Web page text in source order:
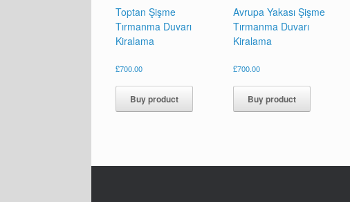
Toptan Şişme
Tırmanma Duvarı
Kiralama
£700.00
Buy product
Avrupa Yakası Şişme
Tırmanma Duvarı
Kiralama
£700.00
Buy product